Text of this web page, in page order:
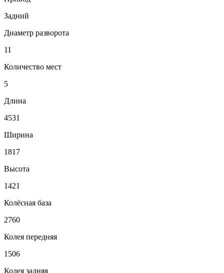
Задний
Диаметр разворота
11
Количество мест
5
Длина
4531
Ширина
1817
Высота
1421
Колёсная база
2760
Колея передняя
1506
Колея задняя